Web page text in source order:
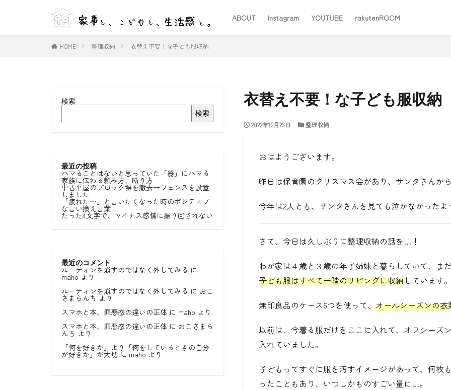
ABOUT Instagram YOUTUBE rakutenROOM
HOME 整理収納 衣替え不要！な子ども服収納
衣替え不要！な子ども服収納
2022年12月23日 整理収納
おはようございます。
昨日は保育園のクリスマス会があり、サンタさんか
今年は2人とも、サンタさんを見ても泣かなかったよ
さて、今日は久しぶりに整理収納の話を… ！
わが家は４歳と３歳の年子姉妹と暮らしていて、ま
子ども服はすべて一階のリビングに収納 しています
無印良品のケース6つを使って、 オールシーズンの
以前は、今着る服だけをここに入れて、オフシーズ
入れていました。
子どもってすぐに服を汚すイメージがあって、何枚
ったこともあり、いつしかものすごい量に…。
検索
検索
最近の投稿
ハマることはないと思っていた「器」にハマる
家族に伝わる頼み方、断り方
中古平屋のブロック塀を撤去→フェンスを設置
しました
「疲れた〜」と言いたくなった時のポジティブ
な言い換え言葉
たった4文字で、マイナス感情に振り回されない
最近のコメント
ルーティンを崩すのではなく外してみる に
maho より
ルーティンを崩すのではなく外してみる に おこ
さまらんち より
スマホと本、罪悪感の違いの正体 に maho より
スマホと本、罪悪感の違いの正体 に おこさまら
んち より
「何を好きか」より「何をしているときの自分
が好きか」が大切 に maho より
WEB デザイン SEO